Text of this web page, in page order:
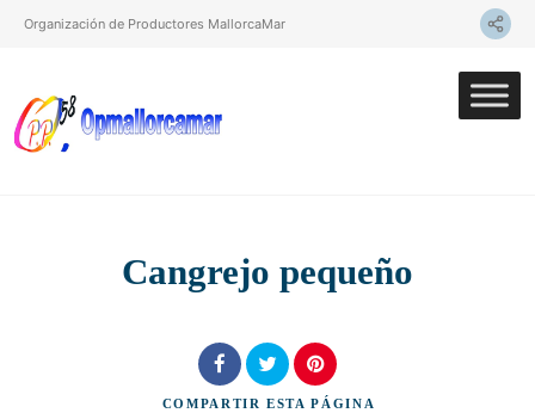
Organización de Productores MallorcaMar
Cangrejo pequeño
COMPARTIR ESTA PÁGINA